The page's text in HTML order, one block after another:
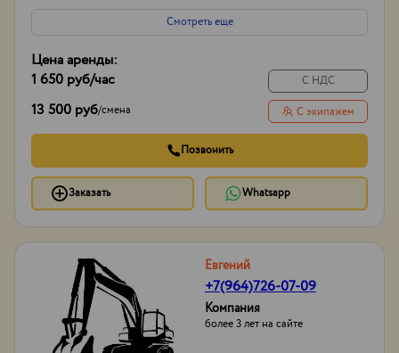
Смотреть еще
Цена аренды:
1 650 руб/час
13 500 руб/смена
С НДС
С экипажем
Позвонить
Заказать Whatsapp
Евгений
+7(964)726-07-09
Компания
более 3 лет на сайте